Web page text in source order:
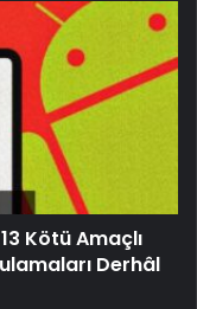
Kötü Amaçlı
Derhâl